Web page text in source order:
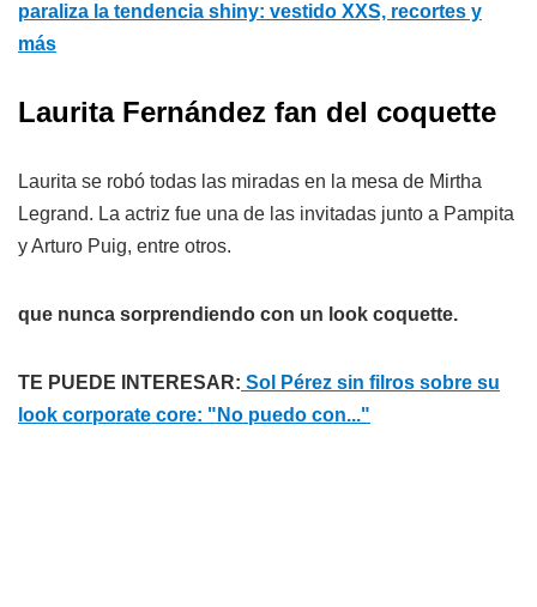
paraliza la tendencia shiny: vestido XXS, recortes y
más
Laurita Fernández fan del coquette
Laurita se robó todas las miradas en la mesa de Mirtha
Legrand. La actriz fue una de las invitadas junto a Pampita
y Arturo Puig, entre otros.
que nunca sorprendiendo con un look coquette.
TE PUEDE INTERESAR: Sol Pérez sin filros sobre su
look corporate core: "No puedo con..."